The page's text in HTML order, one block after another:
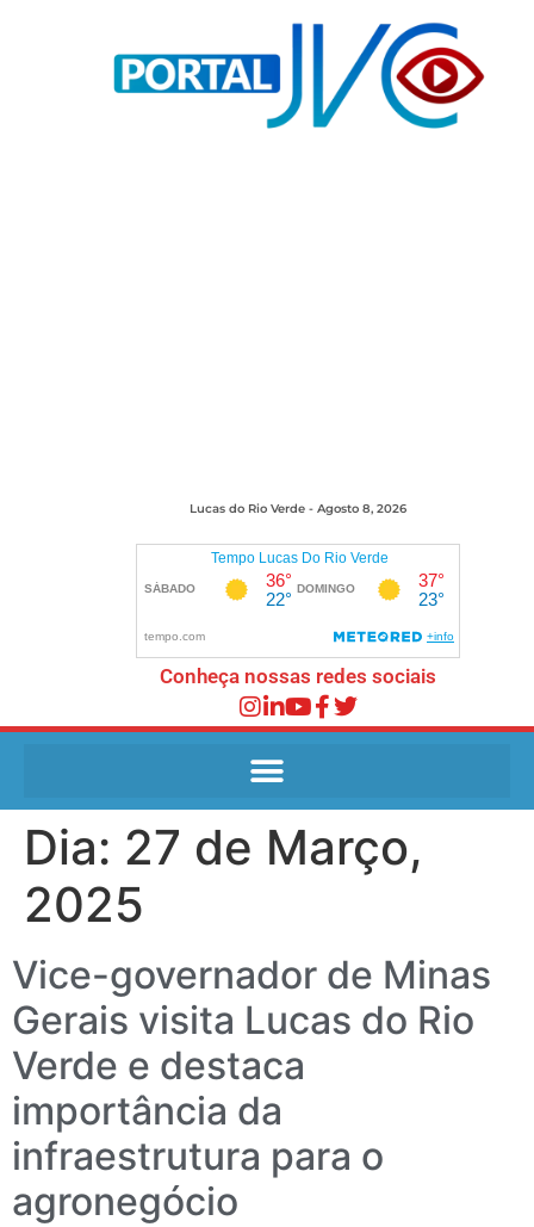
Lucas do Rio Verde - Agosto 8, 2026
Conheça nossas redes sociais
Dia: 27 de Março,
2025
Vice-governador de Minas
Gerais visita Lucas do Rio
Verde e destaca
importância da
infraestrutura para o
agronegócio